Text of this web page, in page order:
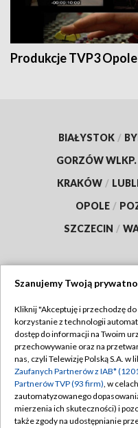
Produkcje TVP3 Opole
BIAŁYSTOK /
GORZÓW WLKP.
KRAKÓW /
OPOLE /
SZCZECIN /
Abonament TVP
Emisja w TVP
Centrum informacji TVP
Naziemna Telewizja
Szanujemy Twoją
Kliknij "Akceptuję i przechodzę
korzystanie z technologii
dostęp do informacji na Twoim
przechowywanie oraz na
nas, czyli Telewizję Polską S.A. w
Zaufanych Partnerów z IAB*
Partnerów TVP (93 firm), w
zautomatyzowanego
mierzenia ich skuteczności) i
także zgody na udostępnianie